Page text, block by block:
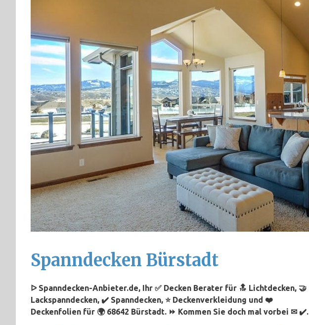
Spanndecken Bürstadt
ᐅ Spanndecken-Anbieter.de, Ihr ✅ Decken Berater für 🔝 Lichtdecken, 🤝
Lackspanndecken, ✔️ Spanndecken, ⭐ Deckenverkleidung und ❤️
Deckenfolien für 🌍 68642 Bürstadt. ⏩ Kommen Sie doch mal vorbei ✉ ✔️.